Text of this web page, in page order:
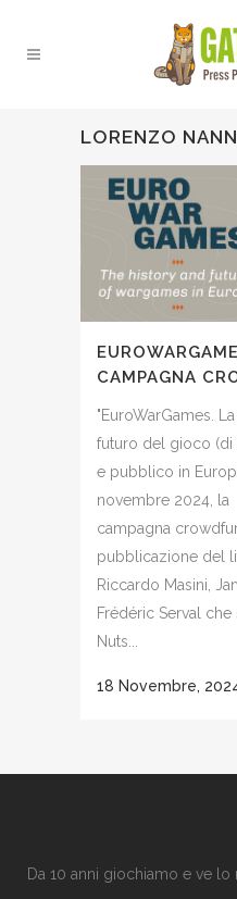
LORENZO
CAMPAGNA
"EuroWarGames.
futuro del gioco (di
e pubblico in
novembre 2024, la
campagna
pubblicazione del
Riccardo Masini,
Frédéric Serval
Nuts...
18 Novembre,
Da 10 anni giochiamo e ve lo